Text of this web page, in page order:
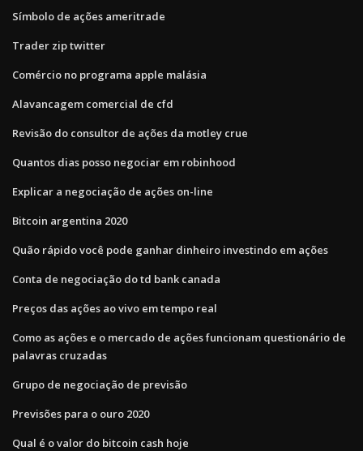
Símbolo de ações ameritrade
Trader zip twitter
Comércio no programa apple malásia
Alavancagem comercial de cfd
Revisão do consultor de ações da motley crue
Quantos dias posso negociar em robinhood
Explicar a negociação de ações on-line
Bitcoin argentina 2020
Quão rápido você pode ganhar dinheiro investindo em ações
Conta de negociação do td bank canada
Preços das ações ao vivo em tempo real
Como as ações e o mercado de ações funcionam questionário de
palavras cruzadas
Grupo de negociação de previsão
Previsões para o ouro 2020
Qual é o valor do bitcoin cash hoje